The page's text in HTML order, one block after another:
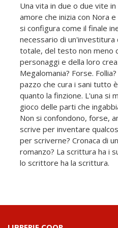
Una vita in due o due vite in
amore che inizia con Nora
si configura come il finale
necessario di
totale, del testo non meno
personaggi e della loro
Megalomania? Forse.
pazzo che cura i sani tutto
quanto la finzione. L'una si
gioco delle parti che
Non si confondono, forse,
scrive per inventare
per scriverne? Cronaca di
romanzo? La scrittura ha i
lo scrittore ha la scrittura.